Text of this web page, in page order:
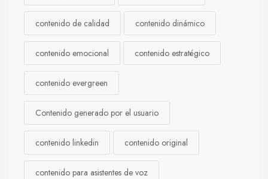
contenido de calidad contenido dinámico
contenido emocional contenido estratégico
contenido evergreen
Contenido generado por el usuario
contenido linkedin contenido original
contenido para asistentes de voz